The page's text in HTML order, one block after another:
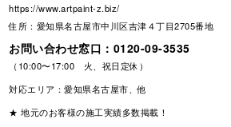
https://www.artpaint-z.biz/
住所：愛知県名古屋市中川区吉津４丁目2705番地
お問い合わせ窓口： 0120-09-3535
（10:00〜17:00 火、祝日定休）
対応エリア：愛知県名古屋市、他
★ 地元のお客様の施工実績多数掲載！